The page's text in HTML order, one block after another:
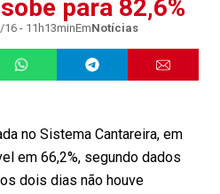
para 82,6%
- 11h13minEmNotícias
no Sistema Cantareira, em
em 66,2%, segundo dados
dois dias não houve